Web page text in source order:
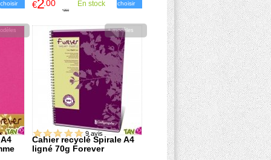
choisir
€2.50
€2.00 En stock choisir
Cahier recyclé Spirale A4
ligné 70g Forever
+ modèles
9 avis